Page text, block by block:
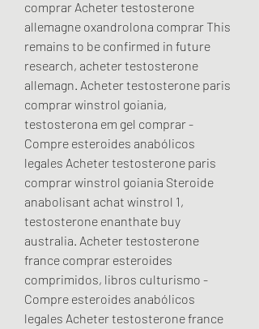
comprar Acheter testosterone
allemagne oxandrolona comprar This
remains to be confirmed in future
research, acheter testosterone
allemagn. Acheter testosterone paris
comprar winstrol goiania,
testosterona em gel comprar -
Compre esteroides anabólicos
legales Acheter testosterone paris
comprar winstrol goiania Steroide
anabolisant achat winstrol 1,
testosterone enanthate buy
australia. Acheter testosterone
france comprar esteroides
comprimidos, libros culturismo -
Compre esteroides anabólicos
legales Acheter testosterone france